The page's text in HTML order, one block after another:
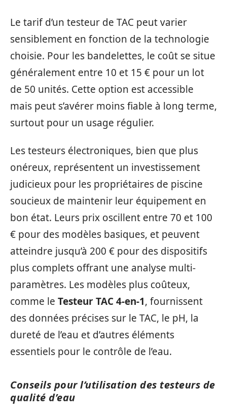
Le tarif d’un testeur de TAC peut varier
sensiblement en fonction de la technologie
choisie. Pour les bandelettes, le coût se situe
généralement entre 10 et 15 € pour un lot
de 50 unités. Cette option est accessible
mais peut s’avérer moins fiable à long terme,
surtout pour un usage régulier.
Les testeurs électroniques, bien que plus
onéreux, représentent un investissement
judicieux pour les propriétaires de piscine
soucieux de maintenir leur équipement en
bon état. Leurs prix oscillent entre 70 et 100
€ pour des modèles basiques, et peuvent
atteindre jusqu’à 200 € pour des dispositifs
plus complets offrant une analyse multi-
paramètres. Les modèles plus coûteux,
comme le Testeur TAC 4-en-1, fournissent
des données précises sur le TAC, le pH, la
dureté de l’eau et d’autres éléments
essentiels pour le contrôle de l’eau.
Conseils pour l’utilisation des testeurs de
qualité d’eau